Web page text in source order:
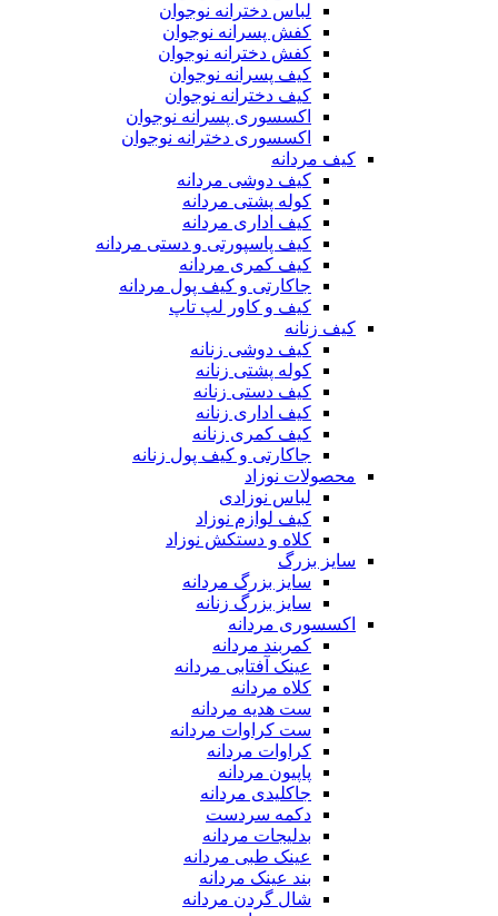
لباس دخترانه نوجوان
کفش پسرانه نوجوان
کفش دخترانه نوجوان
کیف پسرانه نوجوان
کیف دخترانه نوجوان
اکسسوری پسرانه نوجوان
اکسسوری دخترانه نوجوان
کیف مردانه
کیف دوشی مردانه
کوله پشتی مردانه
کیف اداری مردانه
کیف پاسپورتی و دستی مردانه
کیف کمری مردانه
جاکارتی و کیف پول مردانه
کیف و کاور لپ تاپ
کیف زنانه
کیف دوشی زنانه
کوله پشتی زنانه
کیف دستی زنانه
کیف اداری زنانه
کیف کمری زنانه
جاکارتی و کیف پول زنانه
محصولات نوزاد
لباس نوزادی
کیف لوازم نوزاد
کلاه و دستکش نوزاد
سایز بزرگ
سایز بزرگ مردانه
سایز بزرگ زنانه
اکسسوری مردانه
کمربند مردانه
عینک آفتابی مردانه
کلاه مردانه
ست هدیه مردانه
ست کراوات مردانه
کراوات مردانه
پاپیون مردانه
جاکلیدی مردانه
دکمه سردست
بدلیجات مردانه
عینک طبی مردانه
بند عینک مردانه
شال گردن مردانه